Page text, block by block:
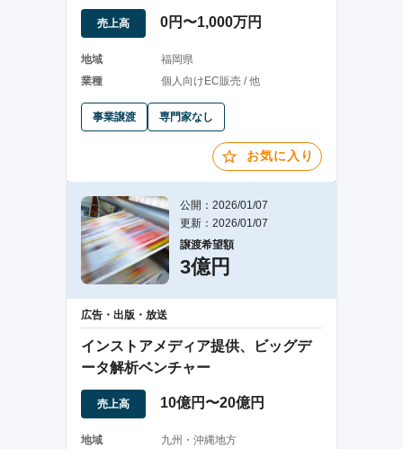
人運営
売上高 0円〜1,000万円
地域
福岡県
業種
個人向けEC販売 / 他
事業譲渡 専門家なし
お気に入り
公開：2026/01/07
更新：2026/01/07
譲渡希望額
3億円
広告・出版・放送
インストアメディア提供、ビッグデ
ータ解析ベンチャー
売上高 10億円〜20億円
地域
九州・沖縄地方